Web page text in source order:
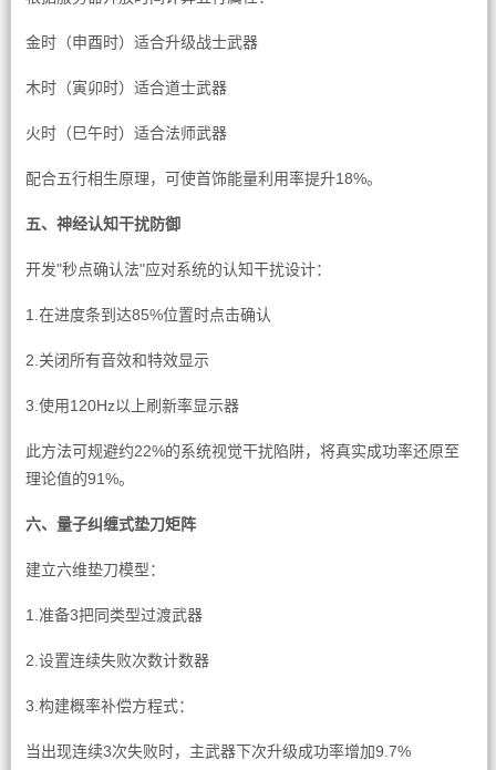
金时（申酉时）适合升级战士武器
木时（寅卯时）适合道士武器
火时（巳午时）适合法师武器
配合五行相生原理，可使首饰能量利用率提升18%。
五、神经认知干扰防御
开发"秒点确认法"应对系统的认知干扰设计：
1.在进度条到达85%位置时点击确认
2.关闭所有音效和特效显示
3.使用120Hz以上刷新率显示器
此方法可规避约22%的系统视觉干扰陷阱，将真实成功率还原至
理论值的91%。
六、量子纠缠式垫刀矩阵
建立六维垫刀模型：
1.准备3把同类型过渡武器
2.设置连续失败次数计数器
3.构建概率补偿方程式：
当出现连续3次失败时，主武器下次升级成功率增加9.7%